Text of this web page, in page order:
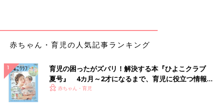
赤ちゃん・育児の人気記事ランキング
育児の困ったがズバリ！解決する本『ひよこクラブ
夏号』 4カ月～2才になるまで、育児に役立つ情報が
いっぱい！
赤ちゃん・育児